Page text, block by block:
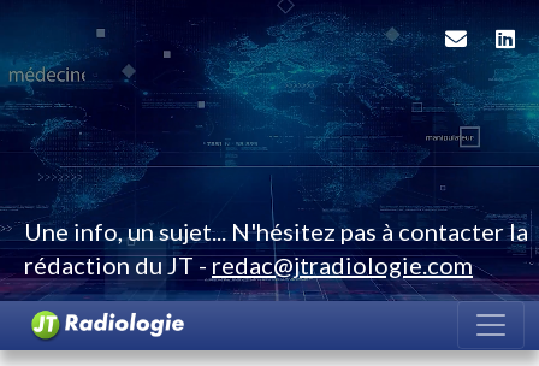
Une info, un sujet... N'hésitez pas à contacter la
rédaction du JT -redac@jtradiologie.com